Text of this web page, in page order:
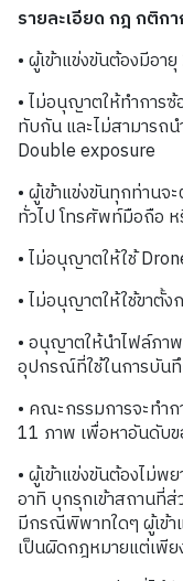
รายละเอียด กฎ กติก
• ผู้เข้าแข่งขันต้องมีอา
• ไม่อนุญาตให้ทำการ
ทับกัน และไม่สามารถ
Double exposure
• ผู้เข้าแข่งขันทุกท่าน
ทั่วไป โทรศัพท์มือถือ
• ไม่อนุญาตให้ใช้
• ไม่อนุญาตให้ใช้ขาตั้
• อนุญาตให้นำไฟล์ภา
อุปกรณ์ที่ใช้ในการบัน
• คณะกรรมการจะทำ
11 ภาพ เพื่อหาอันดับข
• ผู้เข้าแข่งขันต้องไม่
อาทิ บุกรุกเข้าสถานที่
มีกรณีพิพาทใดๆ ผู้เข้
เป็นผิดกฎหมายแต่เพีย